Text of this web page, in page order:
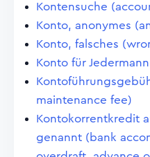
Kontensuche
Konto, anonymes
Konto, falsches
Konto für
maintenance fee)
Kontokorrentkredit
genannt (bank